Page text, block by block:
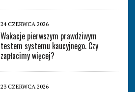
24 CZERWCA 2026
Wakacje pierwszym prawdziwym
testem systemu kaucyjnego. Czy
zapłacimy więcej?
23 CZERWCA 2026